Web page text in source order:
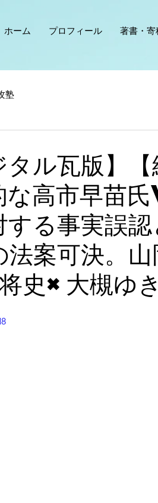
ホーム プロフィール 著書・寄
塾
タル瓦版】
な高市早苗
る事実誤
案可決。
史×大槻ゆ